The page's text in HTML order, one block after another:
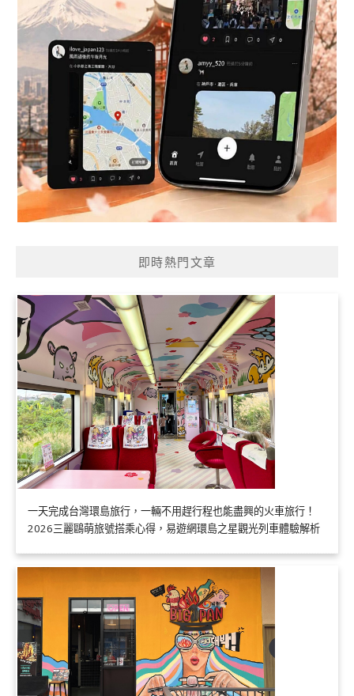
即時熱門文章
一天完成台灣環島旅行，一輛不用趕行程也能盡興的火車旅行！
2026三麗鷗萌旅號搭乘心得，易遊網環島之星觀光列車體驗解析